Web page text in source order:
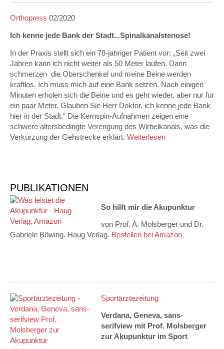
Orthopress 02/2020
Ich kenne jede Bank der Stadt...Spinalkanalstenose!
In der Praxis stellt sich ein 78-jähriger Patient vor: „Seit zwei
Jahren kann ich nicht weiter als 50 Meter laufen. Dann
schmerzen die Oberschenkel und meine Beine werden
kraftlos. Ich muss mich auf eine Bank setzen. Nach einigen
Minuten erholen sich die Beine und es geht wieder, aber nur für
ein paar Meter. Glauben Sie Herr Doktor, ich kenne jede Bank
hier in der Stadt.“ Die Kernspin-Aufnahmen zeigen eine
schwere altersbedingte Verengung des Wirbelkanals, was die
Verkürzung der Gehstrecke erklärt. Weiterlesen
PUBLIKATIONEN
So hilft mir die Akupunktur
von Prof. A. Molsberger und Dr.
Gabriele Böwing. Haug Verlag. Bestellen bei Amazon
Sportärztezeitung
Verdana, Geneva, sans-
serifview mit Prof. Molsberger
zur Akupunktur im Sport